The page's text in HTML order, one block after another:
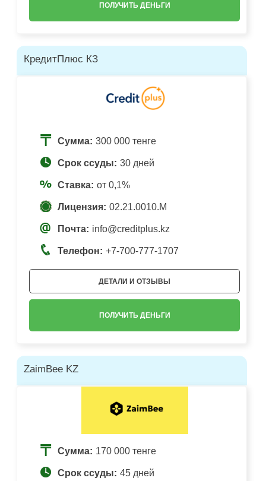
ПОЛУЧИТЬ ДЕНЬГИ
КредитПлюс КЗ
Сумма: 300 000 тенге
Срок ссуды: 30 дней
Ставка: от 0,1%
Лицензия: 02.21.0010.M
Почта: info@creditplus.kz
Телефон: +7-700-777-1707
ДЕТАЛИ И ОТЗЫВЫ
ПОЛУЧИТЬ ДЕНЬГИ
ZaimBee KZ
Сумма: 170 000 тенге
Срок ссуды: 45 дней